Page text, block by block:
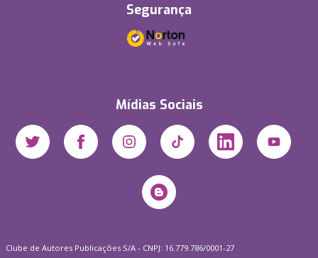
Segurança
Mídias Sociais
Clube de Autores Publicações S/A - CNPJ: 16.779.786/0001-27